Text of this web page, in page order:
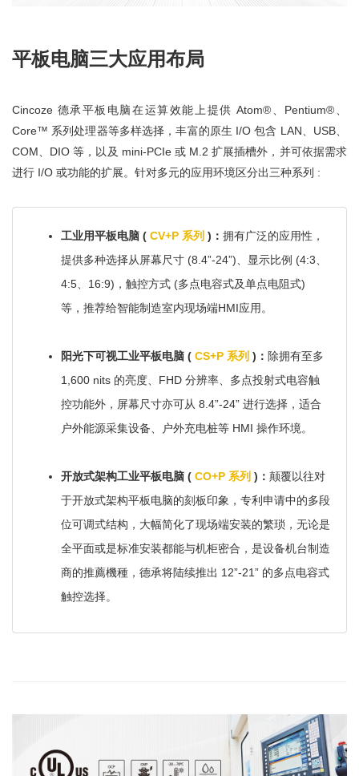
平板电脑三大应用布局
Cincoze 德承平板电脑在运算效能上提供 Atom®、Pentium®、
Core™ 系列处理器等多样选择，丰富的原生 I/O 包含 LAN、USB、
COM、DIO 等，以及 mini-PCIe 或 M.2 扩展插槽外，并可依据需求
进行 I/O 或功能的扩展。针对多元的应用环境区分出三种系列 :
工业用平板电脑 ( CV+P 系列 )： 拥有广泛的应用性，
提供多种选择从屏幕尺寸 (8.4”-24”)、显示比例 (4:3、
4:5、16:9)，触控方式 (多点电容式及单点电阻式)
等，推荐给智能制造室内现场端HMI应用。
阳光下可视工业平板电脑 ( CS+P 系列 )： 除拥有至多
1,600 nits 的亮度、FHD 分辨率、多点投射式电容触
控功能外，屏幕尺寸亦可从 8.4”-24” 进行选择，适合
户外能源采集设备、户外充电桩等 HMI 操作环境。
开放式架构工业平板电脑 ( CO+P 系列 )： 颠覆以往对
于开放式架构平板电脑的刻板印象，专利申请中的多段
位可调式结构，大幅简化了现场端安装的繁琐，无论是
全平面或是标准安装都能与机柜密合，是设备机台制造
商的推薦機種，德承将陆续推出 12”-21” 的多点电容式
触控选择。